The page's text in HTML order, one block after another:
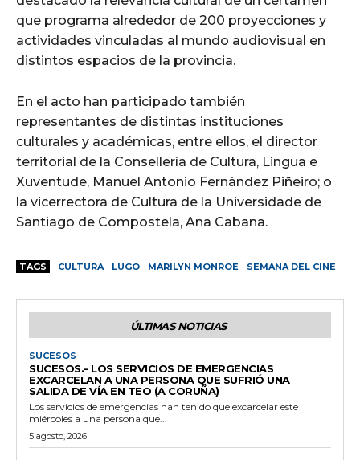
que programa alrededor de 200 proyecciones y
actividades vinculadas al mundo audiovisual en
distintos espacios de la provincia.
En el acto han participado también
representantes de distintas instituciones
culturales y académicas, entre ellos, el director
territorial de la Consellería de Cultura, Lingua e
Xuventude, Manuel Antonio Fernández Piñeiro; o
la vicerrectora de Cultura de la Universidade de
Santiago de Compostela, Ana Cabana.
TAGS CULTURA LUGO MARILYN MONROE SEMANA DEL CINE
ÚLTIMAS NOTICIAS
SUCESOS
SUCESOS.- LOS SERVICIOS DE EMERGENCIAS
EXCARCELAN A UNA PERSONA QUE SUFRIÓ UNA
SALIDA DE VÍA EN TEO (A CORUÑA)
Los servicios de emergencias han tenido que excarcelar este
miércoles a una persona que...
5 agosto, 2026